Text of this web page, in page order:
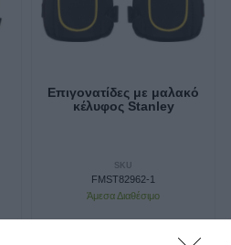
Επιγονατίδες με μαλακό
κέλυφος Stanley
SKU
FMST82962-1
Άμεσα Διαθέσιμο
τουςόρους